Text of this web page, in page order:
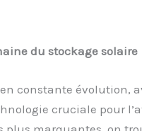
du stockage solaire
constante évolution,
cruciale pour